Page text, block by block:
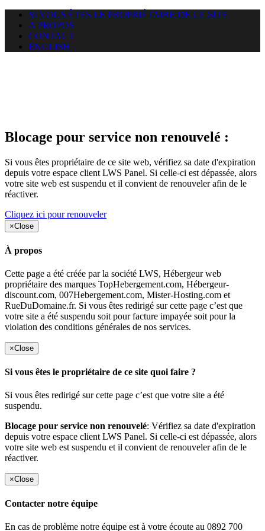
SI VOUS ÊTES LE PROPRIÉTAIRE DE CE SITE
A PROPOS
CONTACT
ENGLISH
Blocage pour service non renouvelé :
Si vous êtes propriétaire de ce site web, vérifiez sa date d'expiration
depuis votre espace client LWS Panel. Si celle-ci est dépassée, alors
votre site web est suspendu et il convient de renouveler afin de le
réactiver.
Cliquez ici pour renouveler
×Close
À propos
Cette page a été créée par la société LWS, Hébergeur web
propriétaire des marques TopHebergement.com, Hébergeur-
discount.com, 007Hebergement.com, Mister-Hosting.com et
RueDuDomaine.fr. Si vous êtes redirigé sur cette page c’est que
votre site a été suspendu soit pour facture impayée soit pour la
violation des conditions générales de nos services.
×Close
Si vous êtes le propriétaire de ce site quoi faire ?
Si vous êtes redirigé sur cette page c’est que votre site a été
suspendu.
Blocage pour service non renouvelé: Vérifiez sa date d'expiration
depuis votre espace client LWS Panel. Si celle-ci est dépassée, alors
votre site web est suspendu et il convient de renouveler afin de le
réactiver.
×Close
Contacter notre équipe
En cas de problème notre équipe est à votre écoute au 0892 700